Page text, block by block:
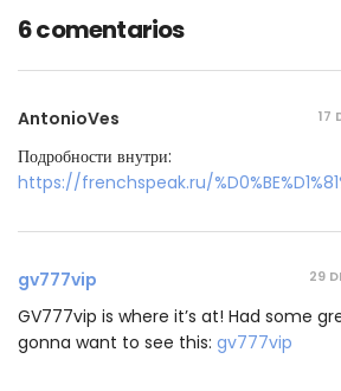
6 comentarios
AntonioVes 17
Подробности внутри:
https://frenchspeak.ru/
gv777vip 29
GV777vip is where it’s at! Had some
gonna want to see this: gv777vip